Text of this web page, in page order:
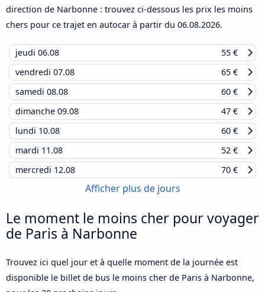
direction de Narbonne : trouvez ci-dessous les prix les moins
chers pour ce trajet en autocar à partir du 06.08.2026.
jeudi 06.08
55 €
vendredi 07.08
65 €
samedi 08.08
60 €
dimanche 09.08
47 €
lundi 10.08
60 €
mardi 11.08
52 €
mercredi 12.08 70 €
Afficher plus de jours
Le moment le moins cher pour voyager
de Paris à Narbonne
Trouvez ici quel jour et à quelle moment de la journée est
disponible le billet de bus le moins cher de Paris à Narbonne,